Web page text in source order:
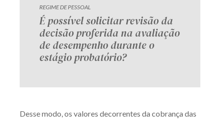
REGIME DE PESSOAL
É possível solicitar revisão da
decisão proferida na avaliação
de desempenho durante o
estágio probatório?
Desse modo, os valores decorrentes da cobrança das